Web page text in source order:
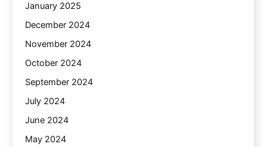
January 2025
December 2024
November 2024
October 2024
September 2024
July 2024
June 2024
May 2024